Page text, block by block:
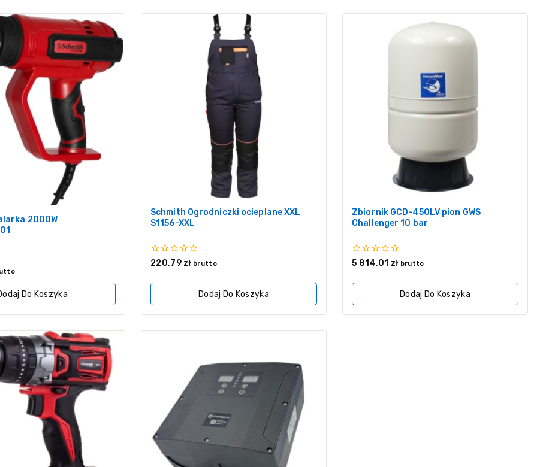
2000W
Do Koszyka
Schmith Ogrodniczki ocieplane XXL
S1156-XXL
0
220,79 zł brutto
Dodaj Do Koszyka
Zbiornik GCD-450LV pion GWS
Challenger 10 bar
0
5 814,01 zł brutto
Dodaj Do Koszyka